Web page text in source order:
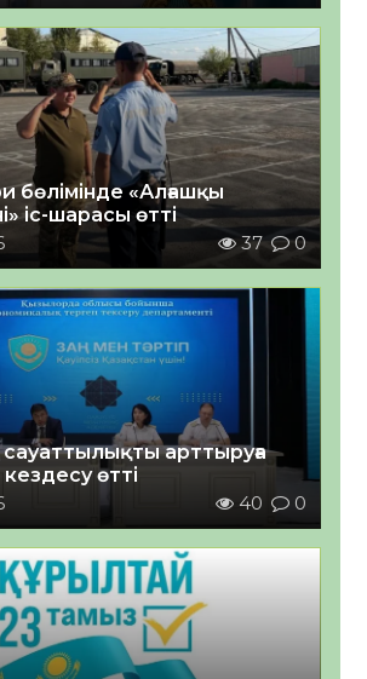
бөлімінде «Алғашқы
іс-шарасы өтті
37 0
арттыруға
кездесу өтті
40 0